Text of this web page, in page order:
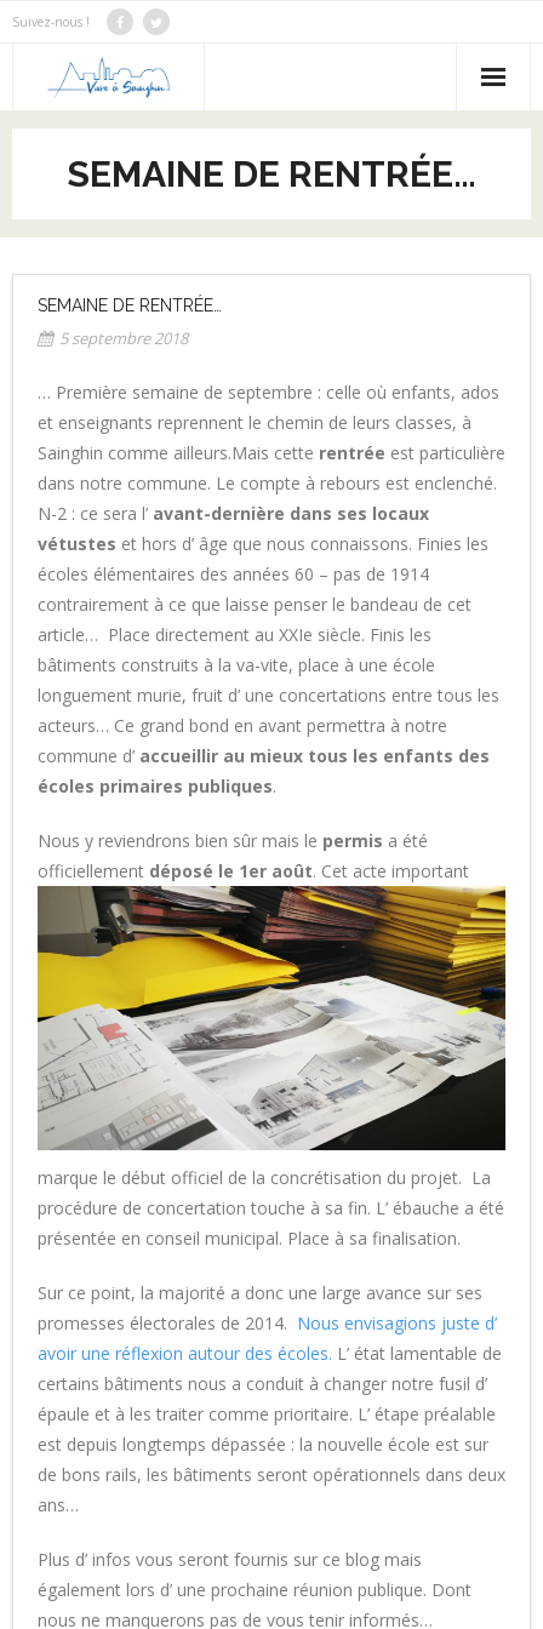
Suivez-nous !
Notre Bilan
Notre programme
Notre équipe
Actus
SEMAINE DE RENTRÉE…
SEMAINE DE RENTRÉE…
5 septembre 2018
… Première semaine de septembre : celle où enfants, ados
et enseignants reprennent le chemin de leurs classes, à
Sainghin comme ailleurs.Mais cette rentrée est particulière
dans notre commune. Le compte à rebours est enclenché.
N-2 : ce sera l’ avant-dernière dans ses locaux
vétustes et hors d’ âge que nous connaissons. Finies les
écoles élémentaires des années 60 – pas de 1914
contrairement à ce que laisse penser le bandeau de cet
article… Place directement au XXIe siècle. Finis les
bâtiments construits à la va-vite, place à une école
longuement murie, fruit d’ une concertations entre tous les
acteurs… Ce grand bond en avant permettra à notre
commune d’ accueillir au mieux tous les enfants des
écoles primaires publiques.
Nous y reviendrons bien sûr mais le permis a été
officiellement déposé le 1er août. Cet acte important
marque le début officiel de la concrétisation du projet. La
procédure de concertation touche à sa fin. L’ ébauche a été
présentée en conseil municipal. Place à sa finalisation.
Sur ce point, la majorité a donc une large avance sur ses
promesses électorales de 2014. Nous envisagions juste d’
avoir une réflexion autour des écoles. L’ état lamentable de
certains bâtiments nous a conduit à changer notre fusil d’
épaule et à les traiter comme prioritaire. L’ étape préalable
est depuis longtemps dépassée : la nouvelle école est sur
de bons rails, les bâtiments seront opérationnels dans deux
ans…
Plus d’ infos vous seront fournis sur ce blog mais
également lors d’ une prochaine réunion publique. Dont
nous ne manquerons pas de vous tenir informés…